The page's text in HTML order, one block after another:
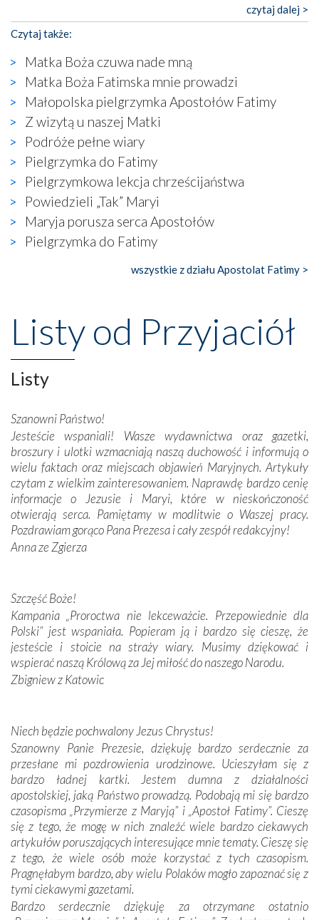
katolickiego kultu. Tylko co wspólnego z żywą,
autentyczną wiarą mogą mieć płaskie, szare bunkry albo
kaplice, w których Tabernakulum przypomina bardziej
skrzynkę na narzędzia? Albo co powiedzieć o ustawionym
tuż przy nowej bazylice wielkim krzyżu, na którym
zamiast Chrystusa umieszczono dziwaczną postać jakby
wyjętą ze starożytnych hieroglifów? W kulturowym
kontekście naszych czasów to raczej karykatura niż godny
wizerunek Zbawiciela…
Zatem nawet w bezpośrednim otoczeniu sanktuarium
naocznie przekonaliśmy się, że wewnątrz Kościoła toczy
się ogromna walka o kształt katolicyzmu i o serca
wierzących. Do czego to zmaganie może prowadzić,
widzieliśmy w urokliwym, niewielkim mieście Obidos,
gdzie w miejscu dawnego kościoła działa dzisiaj…
księgarnia.
Nasze pielgrzymkowe wyprawy, których celem były
wznoszono na chwałę Bożą, na przykład – w podzięce za
Opatrznościową pomoc w wygranej bitwie o
niepodległość kraju. Zachwyt budziła potężna, a zarazem
misterna architektura tych monumentalnych dzieł,
wspaniałe zdobienia, dbałość ich twórców o detale,
budowniczych.
Podążyliśmy też śladami fatimskich wizjonerów – Łucji
dos Santos oraz świętych Hiacynty i Franciszka Marto.
Modliliśmy się przy ich grobach. Odprawiliśmy Drogę
Krzyżową w ich rodzinnych stronach, odwiedziliśmy
domy, w których żyli.
W miejscu objawień Matki Bożej zapaliliśmy świece
Podczas tej kilkudniowej wyprawy na każdym kroku
spotykaliśmy się z serdeczną otwartością
Portugalczyków. Podziwialiśmy ich ludową sztukę i
zwyczaje. Mimo że nasze kraje są od siebie bardzo
oddalone, w żaden sposób nie czuliśmy się obco.
Sprawiła to oczywiście sama Matka Boża, ale też
kulturowa bliskość biorąca swój początek w naszej
mieliśmy okazję przekonać się, że Maryja swoją opieką
otacza nie tylko nasz naród, lecz wszystkie nacje, które
się Jej ufnie oddają, a także każdą osobę, która zawierza
Jej siebie oraz swych bliskich.
Dzieje Portugalii to również historia wierności Bogu i
odstępstw, także w życiu władców. Trudne momenty w
wymiarze tak osobistym, jak i zbiorowym, przypominają o
konieczności ciągłego zabiegania o własną duszę i o łaskę
Opatrzności. Wierność przynosi pomyślność –
przynajmniej w życiu duchowym. Odstępstwo owocuje
nieszczęściem i śmiercią. Te uniwersalne prawdy
czytaj dalej >
Czytaj także:
Matka Boża czuwa nade mną
Matka Boża Fatimska mnie prowadzi
Małopolska pielgrzymka Apostołów Fatimy
Z wizytą u naszej Matki
Podróże pełne wiary
Pielgrzymka do Fatimy
Pielgrzymkowa lekcja chrześcijaństwa
Powiedzieli „Tak” Maryi
Maryja porusza serca Apostołów
Pielgrzymka do Fatimy
wszystkie z działu Apostolat Fatimy >
Listy od Przyjaciół
Listy
Szanowni Państwo!
Jesteście wspaniali! Wasze wydawnictwa oraz gazetki,
broszury i ulotki wzmacniają naszą duchowość i informują o
wielu faktach oraz miejscach objawień Maryjnych. Artykuły
czytam z wielkim zainteresowaniem. Naprawdę bardzo cenię
informacje o Jezusie i Maryi, które w nieskończoność
otwierają serca. Pamiętamy w modlitwie o Waszej pracy.
Pozdrawiam gorąco Pana Prezesa i cały zespół redakcyjny!
Anna ze Zgierza
Szczęść Boże!
Kampania „Proroctwa nie lekceważcie. Przepowiednie dla
Polski” jest wspaniała. Popieram ją i bardzo się cieszę, że
jesteście i stoicie na straży wiary. Musimy dziękować i
wspierać naszą Królową za Jej miłość do naszego Narodu.
Zbigniew z Katowic
Niech będzie pochwalony Jezus Chrystus!
Szanowny Panie Prezesie, dziękuję bardzo serdecznie za
przesłane mi pozdrowienia urodzinowe. Ucieszyłam się z
bardzo ładnej kartki. Jestem dumna z działalności
apostolskiej, jaką Państwo prowadzą. Podobają mi się bardzo
czasopisma „Przymierze z Maryją” i „Apostoł Fatimy”. Cieszę
się z tego, że mogę w nich znaleźć wiele bardzo ciekawych
artykułów poruszających interesujące mnie tematy. Cieszę się
z tego, że wiele osób może korzystać z tych czasopism.
Pragnęłabym bardzo, aby wielu Polaków mogło zapoznać się z
tymi ciekawymi gazetami.
Bardzo serdecznie dziękuję za otrzymane ostatnio